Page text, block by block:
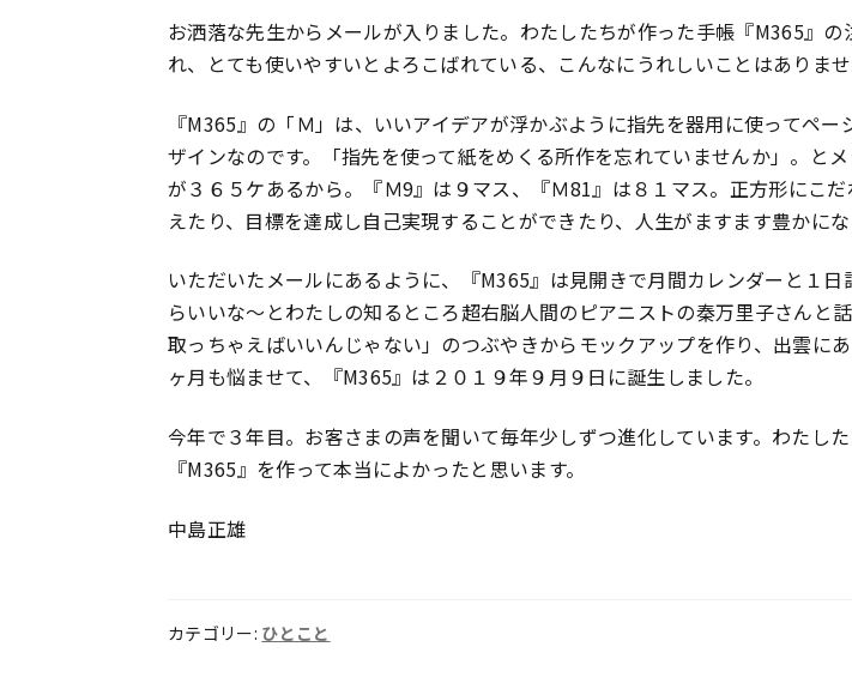
お洒落な先生からメールが入りました。わたしたちが作った手帳『M365』
れ、とても使いやすいとよろこばれている、こんなにうれしいことはありま
『M365』の「Ｍ」は、いいアイデアが浮かぶように指先を器用に使ってペ
ザインなのです。「指先を使って紙をめくる所作を忘れていませんか」。と
が３６５ケあるから。『Ｍ9』は９マス、『Ｍ81』は８１マス。正方形にこ
えたり、目標を達成し自己実現することができたり、人生がますます豊かにな
いただいたメールにあるように、『M365』は見開きで月間カレンダーと１
らいいな〜とわたしの知るところ超右脳人間のピアニストの秦万里子さん
取っちゃえばいいんじゃない」のつぶやきからモックアップを作り、出雲に
ヶ月も悩ませて、『M365』は２０１９年９月９日に誕生しました。
今年で３年目。お客さまの声を聞いて毎年少しずつ進化しています。わたし
『M365』を作って本当によかったと思います。
中島正雄
カテゴリー: ひとこと